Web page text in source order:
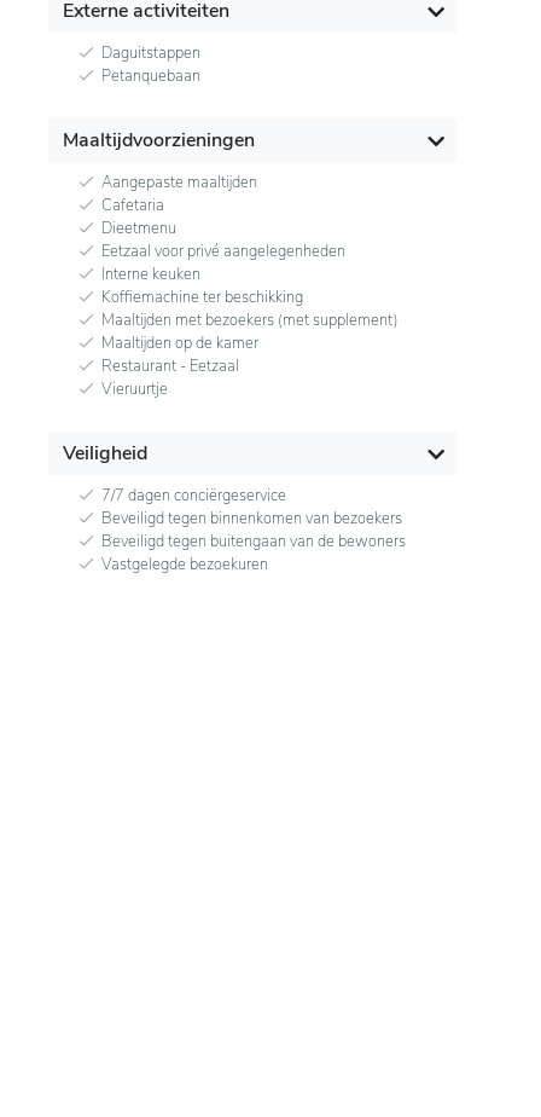
Externe activiteiten
Daguitstappen
Petanquebaan
Maaltijdvoorzieningen
Aangepaste maaltijden
Cafetaria
Dieetmenu
Eetzaal voor privé aangelegenheden
Interne keuken
Koffiemachine ter beschikking
Maaltijden met bezoekers (met supplement)
Maaltijden op de kamer
Restaurant - Eetzaal
Vieruurtje
Veiligheid
7/7 dagen conciërgeservice
Beveiligd tegen binnenkomen van bezoekers
Beveiligd tegen buitengaan van de bewoners
Vastgelegde bezoekuren